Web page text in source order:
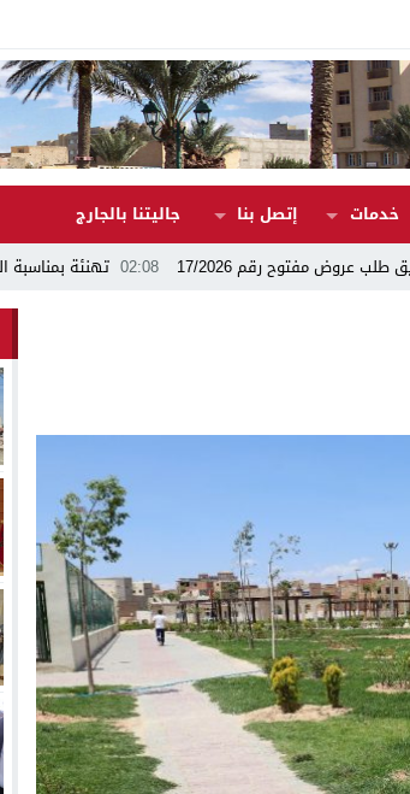
خدمات إتصل بنا
جاليتنا بالجارج
02:08 تهنئة بمناسبة السنة الهجرية الجديدة 1448ه 13:24